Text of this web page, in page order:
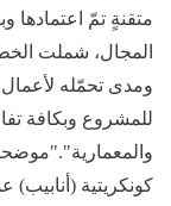
متقنةٍ تمّ اعتمادها
المجال، شملت
ومدى تحمّله لأعمال
للمشروع وبكافة